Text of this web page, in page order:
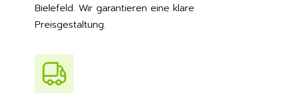
Bielefeld. Wir garantieren eine klare
Preisgestaltung.